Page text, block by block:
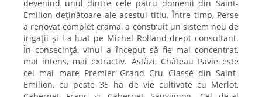
devenind unul dintre cele patru domenii din Saint-
Emilion deținătoare ale acestui titlu. Între timp, Perse
a renovat complet crama, a construit un sistem nou de
irigații și l-a luat pe Michel Rolland drept consultant.
În consecință, vinul a început să fie mai concentrat,
mai intens, mai extractiv. Astăzi, Château Pavie este
cel mai mare Premier Grand Cru Classé din Saint-
Emilion, cu peste 35 ha de vie cultivate cu Merlot,